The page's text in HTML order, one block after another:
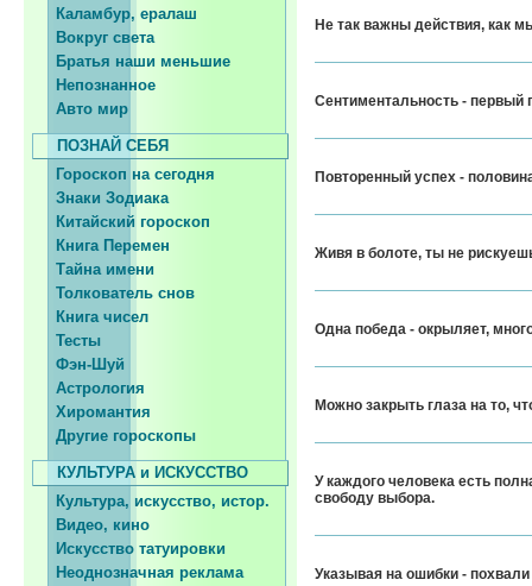
Каламбур, ералаш
Вокруг света
Братья наши меньшие
Непознанное
Авто мир
ПОЗНАЙ СЕБЯ
Гороскоп на сегодня
Знаки Зодиака
Китайский гороскоп
Книга Перемен
Тайна имени
Толкователь снов
Книга чисел
Тесты
Фэн-Шуй
Астрология
Хиромантия
Другие гороскопы
КУЛЬТУРА и ИСКУССТВО
Культура, искусство, истор.
Видео, кино
Искусство татуировки
Неоднозначная реклама
Не так важны действия, как
Сентиментальность - первый
Повторенный успех -
Живя в болоте, ты не
Одна победа - окрыляет,
Можно закрыть глаза на то,
У каждого человека есть
свободу выбора.
Указывая на ошибки -